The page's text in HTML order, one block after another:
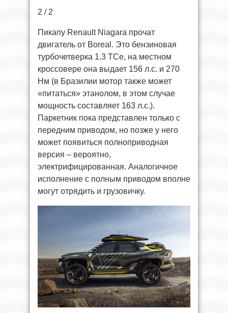
2 / 2
Пикапу Renault Niagara прочат
двигатель от Boreal. Это бензиновая
турбочетверка 1.3 TCe, на местном
кроссовере она выдает 156 л.с. и 270
Нм (в Бразилии мотор также может
«питаться» этанолом, в этом случае
мощность составляет 163 л.с.).
Паркетник пока представлен только с
передним приводом, но позже у него
может появиться полноприводная
версия – вероятно,
электрифицированная. Аналогичное
исполнение с полным приводом вполне
могут отрядить и грузовичку.